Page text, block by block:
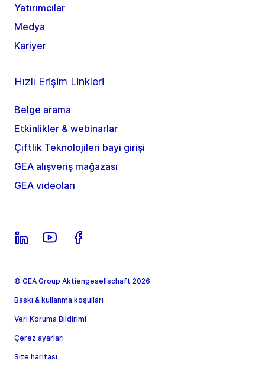
Yatırımcılar
Medya
Kariyer
Hızlı Erişim Linkleri
Belge arama
Etkinlikler & webinarlar
Çiftlik Teknolojileri bayi girişi
GEA alışveriş mağazası
GEA videoları
© GEA Group Aktiengesellschaft 2026
Baskı & kullanma koşulları
Veri Koruma Bildirimi
Çerez ayarları
Site haritası